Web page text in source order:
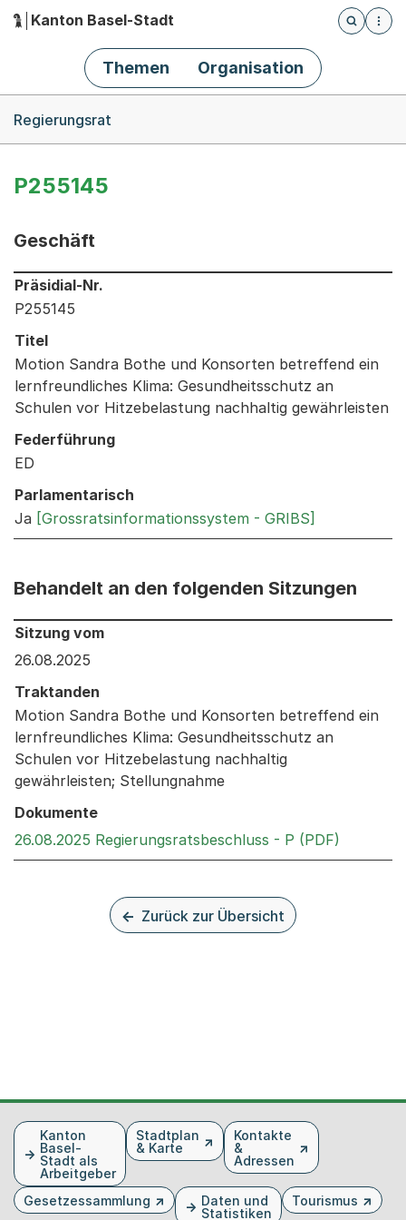
Hauptnavigation
Kanton Basel-Stadt
Öffnet
Themen Organisation
Regierungsrat
P255145
Geschäft
Informationen zum Ausgewählten Geschäft
Präsidial-Nr.
P255145
Titel
Motion Sandra Bothe und Konsorten betreffend ein
lernfreundliches Klima: Gesundheitsschutz an
Schulen vor Hitzebelastung nachhaltig gewährleisten
Federführung
ED
Parlamentarisch
Ja [Grossratsinformationssystem - GRIBS]
Behandelt an den folgenden Sitzungen
Behandelt an den folgenden Sitzungen: Informationen
Sitzung vom
26.08.2025
Traktanden
Motion Sandra Bothe und Konsorten betreffend ein
lernfreundliches Klima: Gesundheitsschutz an
Schulen vor Hitzebelastung nachhaltig
gewährleisten; Stellungnahme
Dokumente
26.08.2025 Regierungsratsbeschluss - P (PDF)
Zurück zur Übersicht
FusszeileKanton
Basel-
Stadt als
Arbeitgeber
Stadtplan
& Karte
Kontakte
&
Adressen
Gesetzessammlung
Daten und
Statistiken
Tourismus